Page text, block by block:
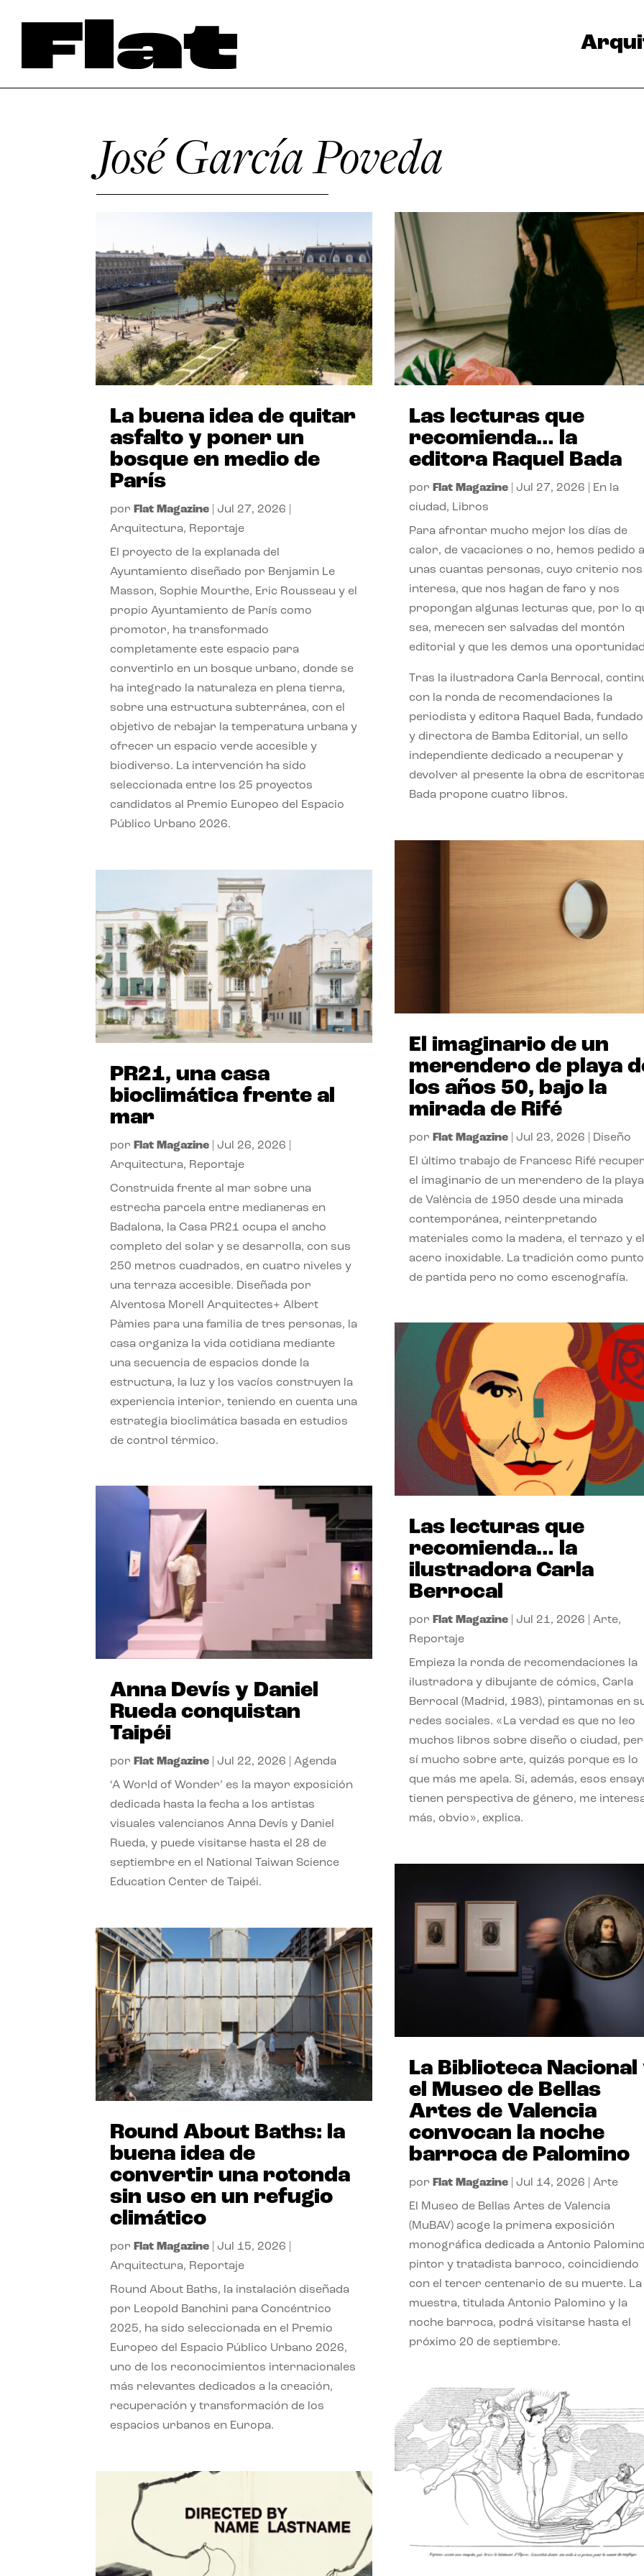
José García Poveda
La buena idea de quitar
asfalto y poner un
bosque en medio de
París
por Flat Magazine Jul 27, 2026
Arquitectura, Reportaje
El proyecto de la explanada del
Ayuntamiento diseñado por Benjamin Le
Masson, Sophie Mourthe, Eric Rousseau y el
propio Ayuntamiento de París como
promotor, ha transformado
completamente este espacio para
convertirlo en un bosque urbano, donde se
ha integrado la naturaleza en plena tierra,
sobre una estructura subterránea, con el
objetivo de rebajar la temperatura urbana y
ofrecer un espacio verde accesible y
biodiverso. La intervención ha sido
seleccionada entre los 25 proyectos
candidatos al Premio Europeo del Espacio
Público Urbano 2026.
PR21, una casa
bioclimática frente al
mar
por Flat Magazine Jul 26, 2026
Arquitectura, Reportaje
Construida frente al mar sobre una
estrecha parcela entre medianeras en
Badalona, la Casa PR21 ocupa el ancho
completo del solar y se desarrolla, con sus
250 metros cuadrados, en cuatro niveles y
una terraza accesible. Diseñada por
Alventosa Morell Arquitectes+ Albert
Pàmies para una familia de tres personas, la
casa organiza la vida cotidiana mediante
una secuencia de espacios donde la
estructura, la luz y los vacíos construyen la
experiencia interior, teniendo en cuenta una
estrategia bioclimática basada en estudios
de control térmico.
Anna Devís y Daniel
Rueda conquistan
Taipéi
por Flat Magazine Jul 22, 2026 |Agenda
‘A World of Wonder’ es la mayor exposición
dedicada hasta la fecha a los artistas
visuales valencianos Anna Devís y Daniel
Rueda, y puede visitarse hasta el 28 de
septiembre en el National Taiwan Science
Education Center de Taipéi.
Round About Baths: la
buena idea de
convertir una rotonda
sin uso en un refugio
climático
por Flat Magazine Jul 15, 2026
Arquitectura, Reportaje
Round About Baths, la instalación diseñada
por Leopold Banchini para Concéntrico
2025, ha sido seleccionada en el Premio
Europeo del Espacio Público Urbano 2026,
uno de los reconocimientos internacionales
más relevantes dedicados a la creación,
recuperación y transformación de los
espacios urbanos en Europa.
Las lecturas que
recomienda… la
editora Raquel Bada
por Flat Magazine| Jul 27, 2026
En la
ciudad, Libros
Para afrontar mucho mejor los días de
calor, de vacaciones o no, hemos pedido a
unas cuantas personas, cuyo criterio nos
interesa, que nos hagan de faro y nos
propongan algunas lecturas que, por lo
sea, merecen ser salvadas del montón
editorial y que les demos una
Tras la ilustradora Carla Berrocal,
con la ronda de recomendaciones la
periodista y editora Raquel Bada,
y directora de Bamba Editorial, un sello
independiente dedicado a recuperar y
devolver al presente la obra de
Bada propone cuatro libros.
El imaginario de un
merendero de playa
los años 50, bajo la
mirada de Rifé
por Flat Magazine| Jul 23, 2026 Diseño
El último trabajo de Francesc Rifé
el imaginario de un merendero de la playa
de València de 1950 desde una mirada
contemporánea, reinterpretando
materiales como la madera, el terrazo y el
acero inoxidable. La tradición como punto
de partida pero no como escenografía.
Las lecturas que
recomienda… la
ilustradora Carla
Berrocal
por Flat Magazine| Jul 21, 2026 Arte,
Reportaje
Empieza la ronda de recomendaciones la
ilustradora y dibujante de cómics, Carla
Berrocal (Madrid, 1983), pintamonas en
redes sociales. «La verdad es que no leo
muchos libros sobre diseño o ciudad,
sí mucho sobre arte, quizás porque es lo
que más me apela. Si, además, esos
tienen perspectiva de género, me
más, obvio», explica.
La Biblioteca Nacional
el Museo de Bellas
Artes de Valencia
convocan la noche
barroca de Palomino
por Flat Magazine| Jul 14, 2026 Arte
El Museo de Bellas Artes de Valencia
(MuBAV) acoge la primera exposición
monográfica dedicada a Antonio
pintor y tratadista barroco, coincidiendo
con el tercer centenario de su muerte. La
muestra, titulada Antonio Palomino y la
noche barroca, podrá visitarse hasta el
próximo 20 de septiembre.